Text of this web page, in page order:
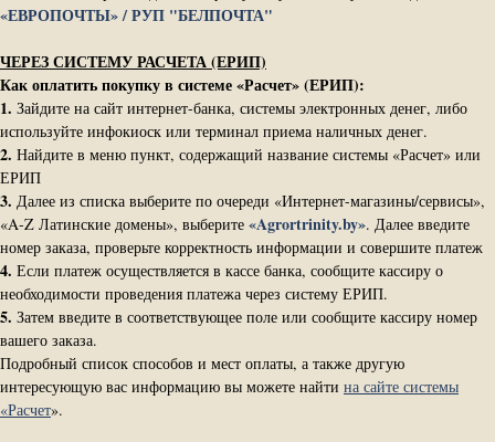
«ЕВРОПОЧТЫ» / РУП "БЕЛПОЧТА"
ЧЕРЕЗ СИСТЕМУ РАСЧЕТА (ЕРИП)
Как оплатить покупку в системе «Расчет» (ЕРИП):
1. Зайдите на сайт интернет-банка, системы электронных денег, либо
используйте инфокиоск или терминал приема наличных денег.
2. Найдите в меню пункт, содержащий название системы «Расчет» или
ЕРИП
3. Далее из списка выберите по очереди «Интернет-магазины/сервисы»,
«A-Z Латинские домены», выберите «Agrortrinity.by». Далее введите
номер заказа, проверьте корректность информации и совершите платеж
4. Если платеж осуществляется в кассе банка, сообщите кассиру о
необходимости проведения платежа через систему ЕРИП.
5. Затем введите в соответствующее поле или сообщите кассиру номер
вашего заказа.
Подробный список способов и мест оплаты, а также другую
интересующую вас информацию вы можете найти на сайте системы
«Расчет».